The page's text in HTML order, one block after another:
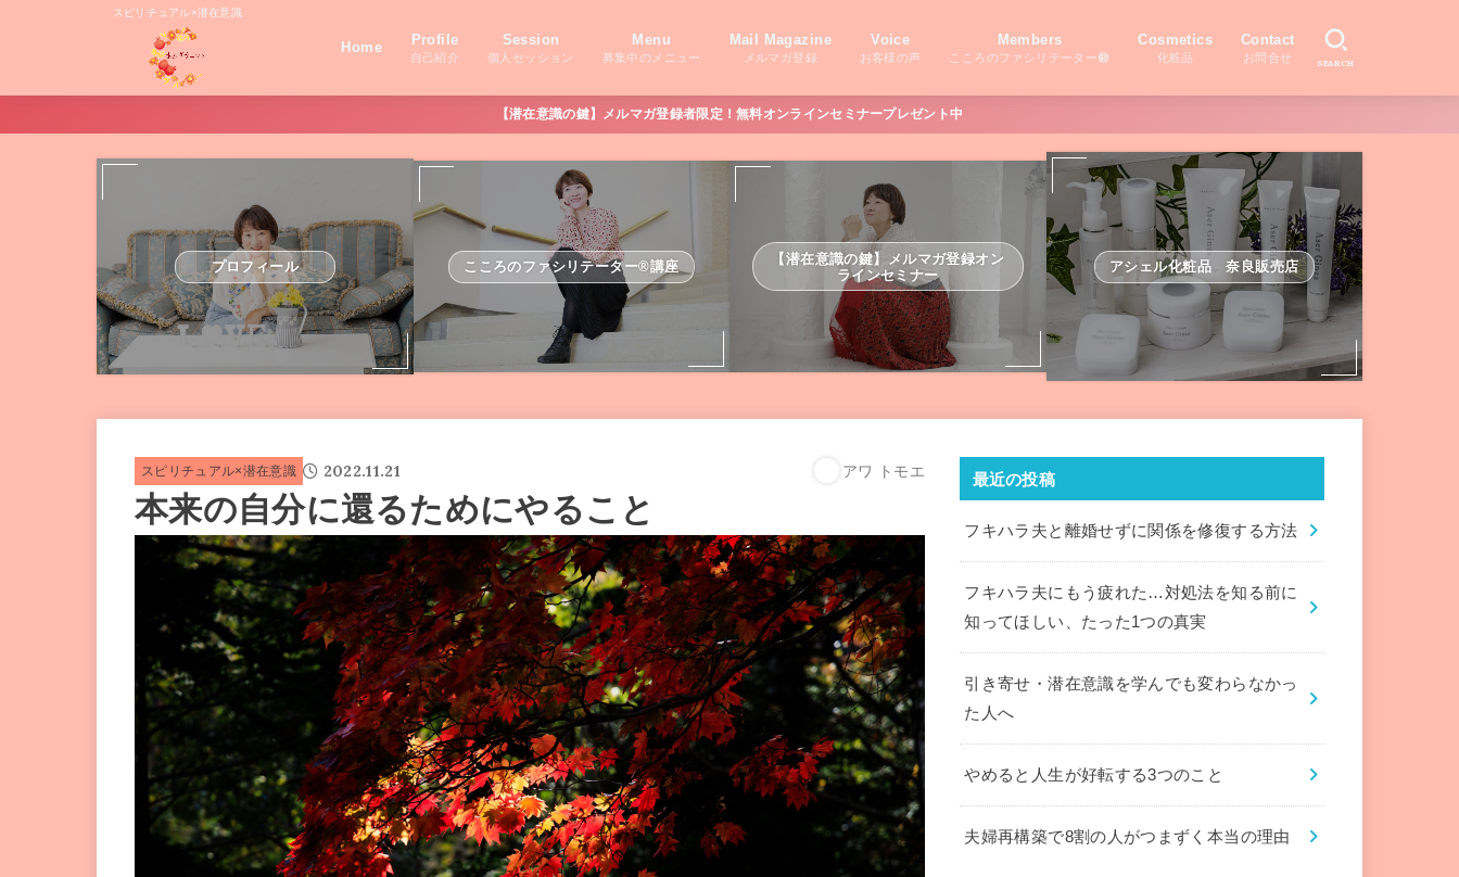
スピリチュアル×潜在意識
Home Profile
自己紹介
Session
個人セッション
Menu
募集中のメニュー
Mail Magazine
メルマガ登録
Voice
お客様の声
Members
こころのファシリテーター®
Cosmetics
化粧品
Contact
お問合せ SEARCH
【潜在意識の鍵】メルマガ登録者限定！無料オンラインセミナープレゼント中
プロフィール こころのファシリテーター®講座
【潜在意識の鍵】メルマガ登録オン
ラインセミナー
アシェル化粧品 奈良販売店
スピリチュアル×潜在意識 2022.11.21 アワ トモエ
本来の自分に還るためにやること
最近の投稿
フキハラ夫と離婚せずに関係を修復する方法
フキハラ夫にもう疲れた…対処法を知る前に
知ってほしい、たった1つの真実
引き寄せ・潜在意識を学んでも変わらなかっ
た人へ
やめると人生が好転する3つのこと
夫婦再構築で8割の人がつまずく本当の理由